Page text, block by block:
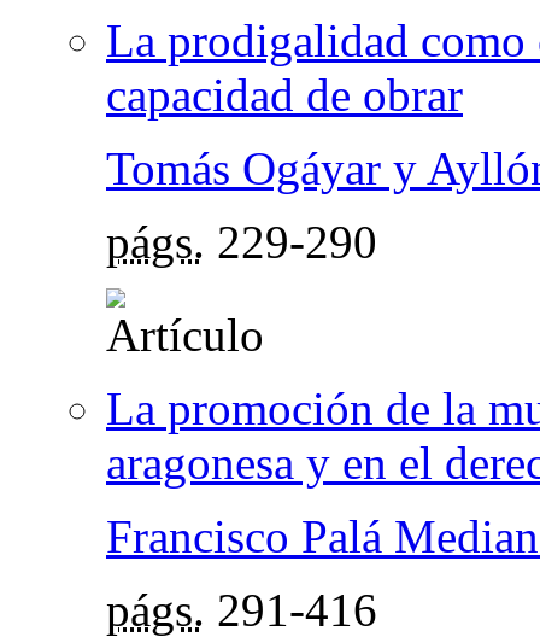
La prodigalidad
capacidad de obrar
Tomás Ogáyar y
págs. 229-290
La promoción de la
aragonesa y en el
Francisco Palá
págs. 291-416